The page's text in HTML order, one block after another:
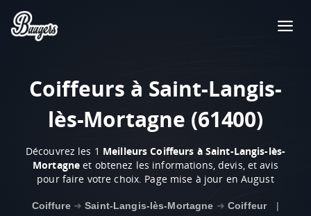
Coiffeurs à Saint-Langis-
lès-Mortagne (61400)
Découvrez les 1 Meilleurs Coiffeurs à Saint-Langis-lès-
Mortagne et obtenez les informations, devis, et avis
pour faire votre choix. Page mise à jour en August
Coiffure ➜Saint-Langis-lès-Mortagne ➜Coiffeur |